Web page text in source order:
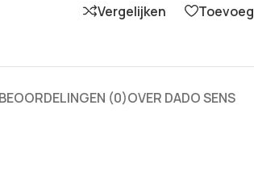
Vergelijken
BEOORDELINGEN (0)OVER DADO SENS